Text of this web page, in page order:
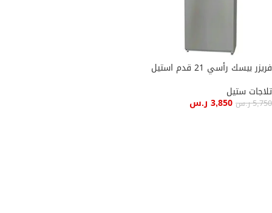
فريزر بيسك رأسي 21 قدم استيل
تلاجات ستيل
5,750ر.س 3,850 ر.س